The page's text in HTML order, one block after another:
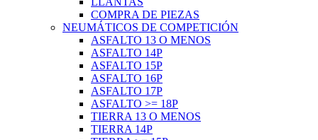
COMPRA DE PIEZAS
NEUMÁTICOS DE COMPETICIÓN
ASFALTO 13 O MENOS
ASFALTO 14P
ASFALTO 15P
ASFALTO 16P
ASFALTO 17P
ASFALTO >= 18P
TIERRA 13 O MENOS
TIERRA 14P